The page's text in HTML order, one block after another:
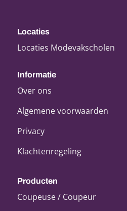
Locaties
Locaties Modevakscholen
Informatie
Over ons
Algemene voorwaarden
Privacy
Klachtenregeling
Producten
Coupeuse / Coupeur